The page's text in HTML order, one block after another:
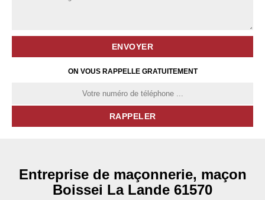
ON VOUS RAPPELLE GRATUITEMENT
Entreprise de maçonnerie, maçon
Boissei La Lande 61570